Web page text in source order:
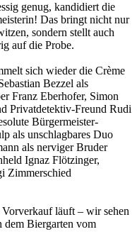
genug, kandidiert die
Das bringt nicht nur
sondern stellt auch
auf die Probe.
sich wieder die Crème
Bezzel als
Franz Eberhofer, Simon
Privatdetektiv-Freund Rudi
Bürgermeister-
als unschlagbares Duo
als nerviger Bruder
Ignaz Flötzinger,
Zimmerschied
läuft – wir sehen
dem Biergarten vom